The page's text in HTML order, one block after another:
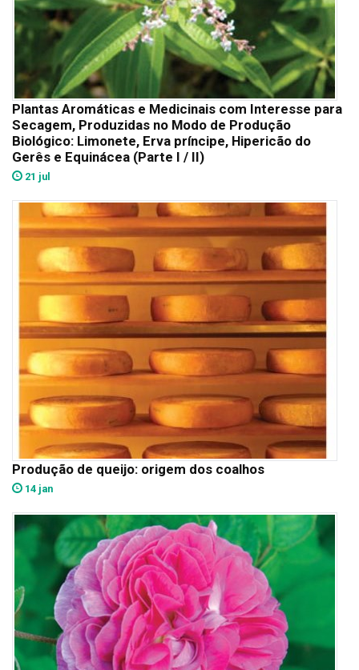
Plantas Aromáticas e Medicinais com Interesse para
Secagem, Produzidas no Modo de Produção
Biológico: Limonete, Erva príncipe, Hipericão do
Gerês e Equinácea (Parte I / II)
21 jul
Produção de queijo: origem dos coalhos
14 jan